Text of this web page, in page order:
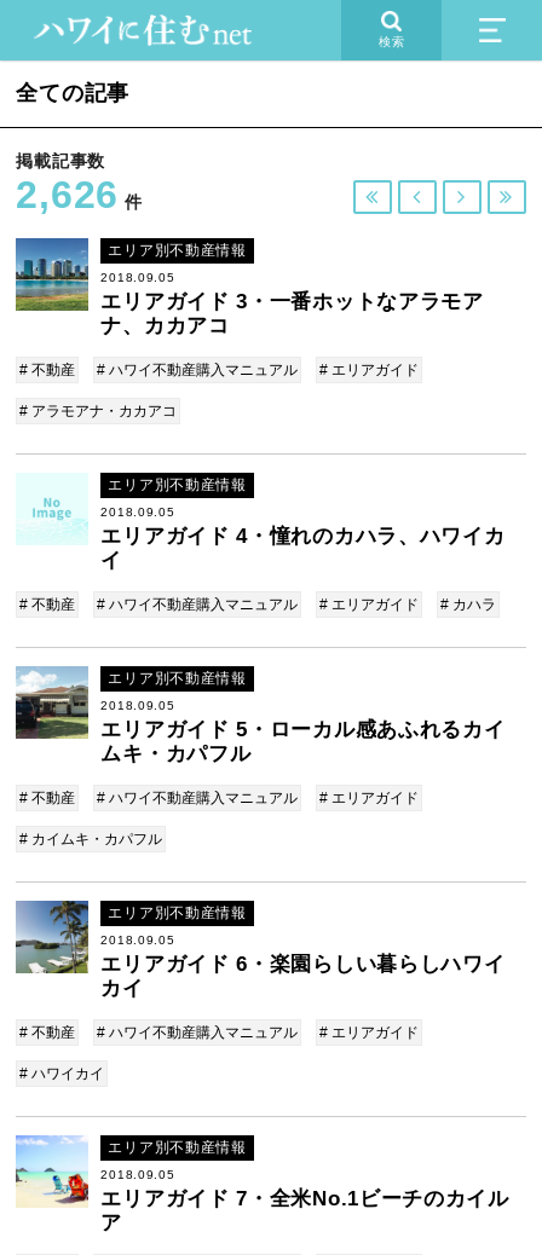
検索
全ての記事
掲載記事数
2,626 件    
エリア別不動産情報
2018.09.05
エリアガイド 3・一番ホットなアラモア
ナ、カカアコ
# 不動産 # ハワイ不動産購入マニュアル # エリアガイド
# アラモアナ・カカアコ
エリア別不動産情報
2018.09.05
エリアガイド 4・憧れのカハラ、ハワイカ
イ
# 不動産 # ハワイ不動産購入マニュアル # エリアガイド # カハラ
エリア別不動産情報
2018.09.05
エリアガイド 5・ローカル感あふれるカイ
ムキ・カパフル
# 不動産 # ハワイ不動産購入マニュアル # エリアガイド
# カイムキ・カパフル
エリア別不動産情報
2018.09.05
エリアガイド 6・楽園らしい暮らしハワイ
カイ
# 不動産 # ハワイ不動産購入マニュアル # エリアガイド
# ハワイカイ
エリア別不動産情報
2018.09.05
エリアガイド 7・全米No.1ビーチのカイル
ア